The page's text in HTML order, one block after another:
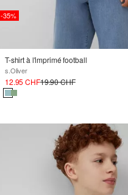
-35%
T-shirt à l'imprimé football
s.Oliver
12.95 CHF19.90 CHF